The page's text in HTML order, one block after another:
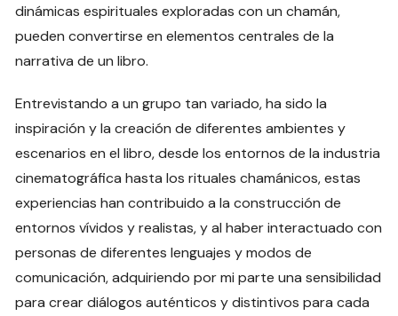
dinámicas espirituales exploradas con un chamán,
pueden convertirse en elementos centrales de la
narrativa de un libro.
Entrevistando a un grupo tan variado, ha sido la
inspiración y la creación de diferentes ambientes y
escenarios en el libro, desde los entornos de la industria
cinematográfica hasta los rituales chamánicos, estas
experiencias han contribuido a la construcción de
entornos vívidos y realistas, y al haber interactuado con
personas de diferentes lenguajes y modos de
comunicación, adquiriendo por mi parte una sensibilidad
para crear diálogos auténticos y distintivos para cada